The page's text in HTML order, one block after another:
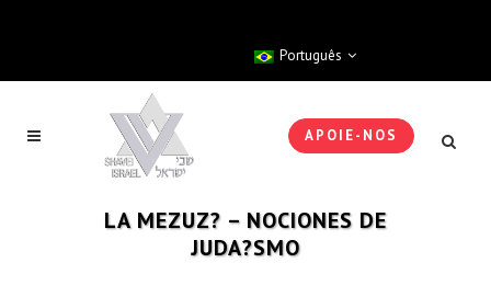
Português
APOIE-NOS
LA MEZUZ? – NOCIONES DE
JUDA?SMO